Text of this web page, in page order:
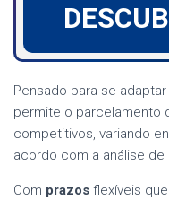
Pensado para se
permite o parcelamento
competitivos, variando
acordo com a análise de
Com prazos flexíveis